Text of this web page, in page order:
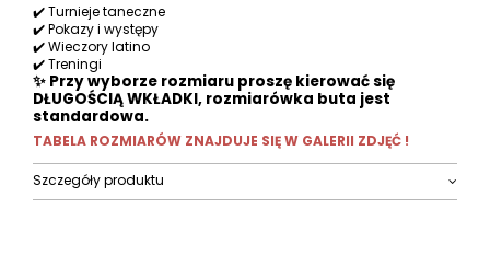
✔️ Turnieje taneczne
✔️ Pokazy i występy
✔️ Wieczory latino
✔️ Treningi
✨ Przy wyborze rozmiaru proszę kierować się
DŁUGOŚCIĄ WKŁADKI, rozmiarówka buta jest
standardowa.
TABELA ROZMIARÓW ZNAJDUJE SIĘ W GALERII ZDJĘĆ !
Szczegóły produktu